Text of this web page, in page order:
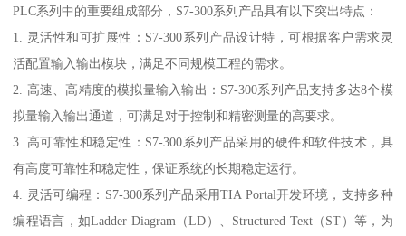
PLC系列中的重要组成部分，S7-300系列产品具有以下突出特点：
1. 灵活性和可扩展性：S7-300系列产品设计特，可根据客户需求灵
活配置输入输出模块，满足不同规模工程的需求。
2. 高速、高精度的模拟量输入输出：S7-300系列产品支持多达8个模
拟量输入输出通道，可满足对于控制和精密测量的高要求。
3. 高可靠性和稳定性：S7-300系列产品采用的硬件和软件技术，具
有高度可靠性和稳定性，保证系统的长期稳定运行。
4. 灵活可编程：S7-300系列产品采用TIA Portal开发环境，支持多种
编程语言，如Ladder Diagram（LD）、Structured Text（ST）等，为